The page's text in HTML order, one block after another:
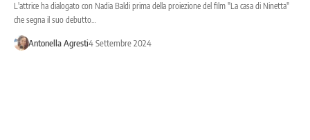
L'attrice ha dialogato con Nadia Baldi prima della proiezione del film "La casa di Ninetta"
che segna il suo debutto…
Antonella Agresti4 Settembre 2024